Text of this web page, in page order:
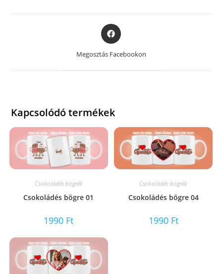
Opens
in
a
Megosztás Facebookon
Kapcsolódó termékek
Csokoládés bögrék
Csokoládés bögre 01
1990 Ft
Csokoládés bögrék
Csokoládés bögre 04
1990 Ft